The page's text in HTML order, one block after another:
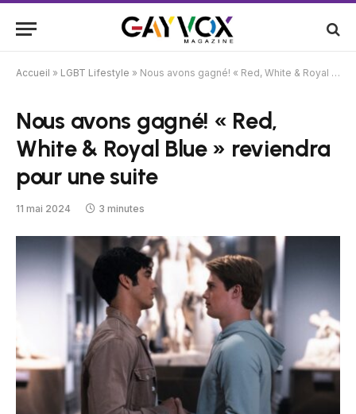
Accueil » LGBT Lifestyle » Nous avons gagné! « Red, White & Royal Blue » reviendra pour une suite
Nous avons gagné! « Red,
White & Royal Blue » reviendra
pour une suite
11 mai 2024 3 minutes